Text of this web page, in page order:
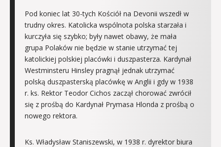
Pod koniec lat 30-tych Kościół na Devonii wszedł w
trudny okres. Katolicka wspólnota polska starzała i
kurczyła się szybko; były nawet obawy, że mała
grupa Polaków nie będzie w stanie utrzymać tej
katolickiej polskiej placówki i duszpasterza. Kardynał
Westminsteru Hinsley pragnął jednak utrzymać
polską duszpasterską placówkę w Anglii i gdy w 1938
r. ks. Rektor Teodor Cichos zaczął chorować zwrócił
się z prośbą do Kardynał Prymasa Hlonda z prośbą o
nowego rektora.
Ks. Władysław Staniszewski, w 1938 r. dyrektor biura